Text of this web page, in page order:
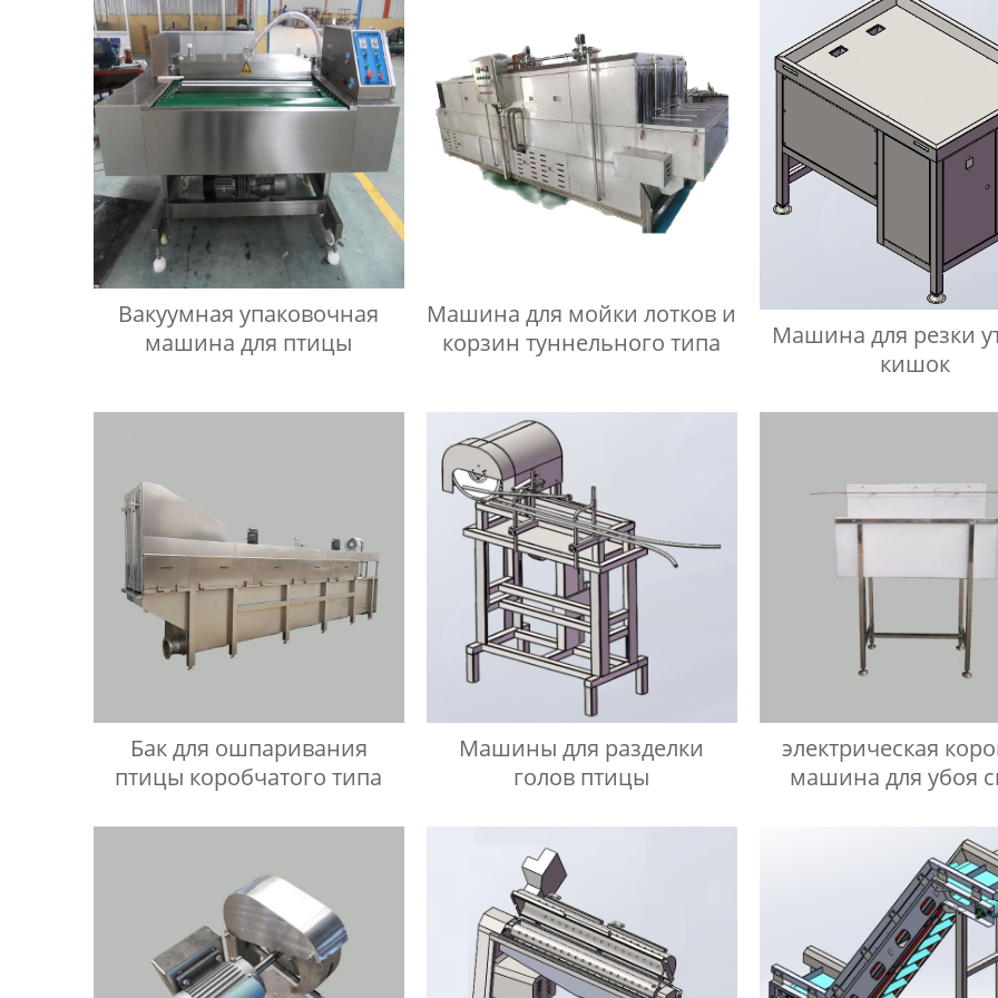
Вакуумная упаковочная
машина для птицы
Машина для мойки лотков и
корзин туннельного типа
Машина для резки
кишок
Бак для ошпаривания
птицы коробчатого типа
Машины для разделки
голов птицы
электрическая
машина для убоя